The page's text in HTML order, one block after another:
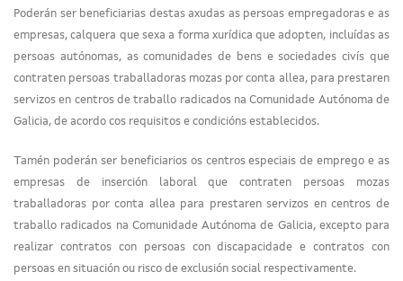
Poderán ser beneficiarias destas axudas as persoas empregadoras e as
empresas, calquera que sexa a forma xurídica que adopten, incluídas as
persoas autónomas, as comunidades de bens e sociedades civís que
contraten persoas traballadoras mozas por conta allea, para prestaren
servizos en centros de traballo radicados na Comunidade Autónoma de
Galicia, de acordo cos requisitos e condicións establecidos.
Tamén poderán ser beneficiarios os centros especiais de emprego e as
empresas de inserción laboral que contraten persoas mozas
traballadoras por conta allea para prestaren servizos en centros de
traballo radicados na Comunidade Autónoma de Galicia, excepto para
realizar contratos con persoas con discapacidade e contratos con
persoas en situación ou risco de exclusión social respectivamente.